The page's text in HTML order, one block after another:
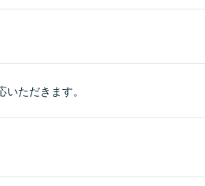
ただきます。